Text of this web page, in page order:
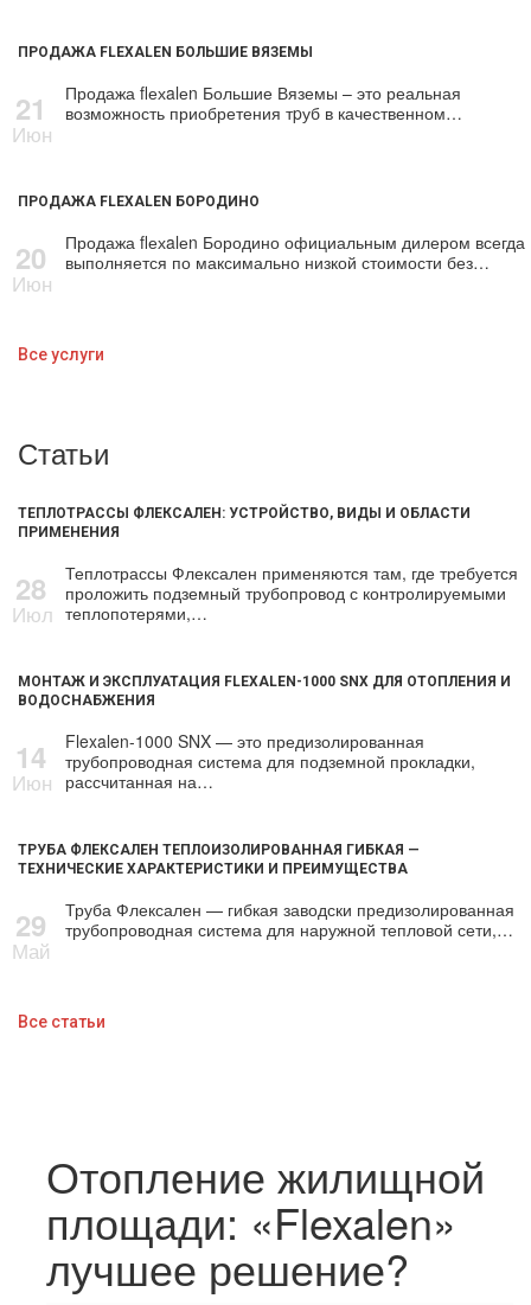
ПРОДАЖА FLEXALEN БОЛЬШИЕ ВЯЗЕМЫ
21
Июн
Продажа flехalеn Большие Вяземы – это реальная
возможность приобретения тpуб в качественном…
ПРОДАЖА FLEXALEN БОРОДИНО
20
Июн
Продажа flехalеn Бородино официальным дилером всегда
выполняется по максимально низкой стоимости без…
Все услуги
Статьи
ТЕПЛОТРАССЫ ФЛЕКСАЛЕН: УСТРОЙСТВО, ВИДЫ И ОБЛАСТИ
ПРИМЕНЕНИЯ
28
Июл
Теплотрассы Флексален применяются там, где требуется
проложить подземный трубопровод с контролируемыми
теплопотерями,…
МОНТАЖ И ЭКСПЛУАТАЦИЯ FLEXALEN-1000 SNX ДЛЯ ОТОПЛЕНИЯ И
ВОДОСНАБЖЕНИЯ
14
Июн
Flexalen-1000 SNX — это предизолированная
трубопроводная система для подземной прокладки,
рассчитанная на…
ТРУБА ФЛЕКСАЛЕН ТЕПЛОИЗОЛИРОВАННАЯ ГИБКАЯ —
ТЕХНИЧЕСКИЕ ХАРАКТЕРИСТИКИ И ПРЕИМУЩЕСТВА
29
Май
Труба Флексален — гибкая заводски предизолированная
трубопроводная система для наружной тепловой сети,…
Все статьи
Отопление жилищной
площади: «Flexalen»
лучшее решение?